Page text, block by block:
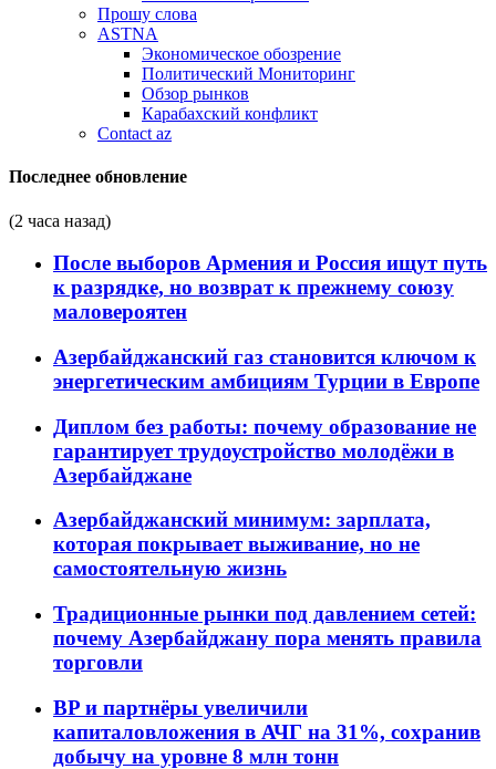
Прошу слова
ASTNA
Экономическое обозрение
Политический Мониторинг
Обзор рынков
Карабахский конфликт
Contact az
Последнее обновление
(2 часа назад)
После выборов Армения и Россия ищут путь
к разрядке, но возврат к прежнему союзу
маловероятен
Азербайджанский газ становится ключом к
энергетическим амбициям Турции в Европе
Диплом без работы: почему образование не
гарантирует трудоустройство молодёжи в
Азербайджане
Азербайджанский минимум: зарплата,
которая покрывает выживание, но не
самостоятельную жизнь
Традиционные рынки под давлением сетей:
почему Азербайджану пора менять правила
торговли
BP и партнёры увеличили
капиталовложения в АЧГ на 31%, сохранив
добычу на уровне 8 млн тонн